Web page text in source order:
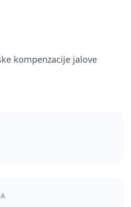
kompenzacije jalove